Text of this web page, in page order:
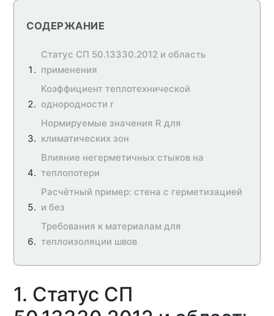
СОДЕРЖАНИЕ
Статус СП 50.13330.2012 и область
применения
Коэффициент теплотехнической
однородности r
Нормируемые значения R для
климатических зон
Влияние негерметичных стыков на
теплопотери
Расчётный пример: стена с герметизацией
и без
Требования к материалам для
теплоизоляции швов
1. Статус СП